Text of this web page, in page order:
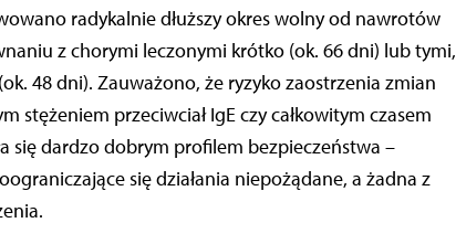
radykalnie dłuższy okres wolny od nawrotów
z chorymi leczonymi krótko (ok. 66 dni) lub tymi,
48 dni). Zauważono, że ryzyko zaostrzenia zmian
stężeniem przeciwciał IgE czy całkowitym czasem
się dardzo dobrym profilem bezpieczeństwa –
się działania niepożądane, a żadna z